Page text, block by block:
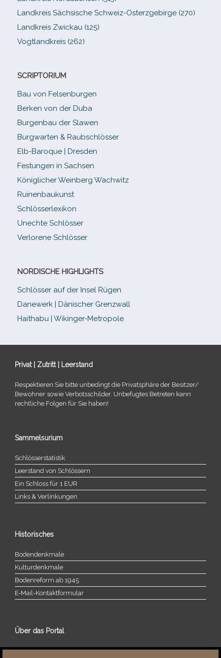
Landkreis Sächsische Schweiz-​Osterzgebirge (270)
Landkreis Zwickau (125)
Vogtlandkreis (262)
SCRIPTORIUM
Bau von Felsenburgen
Berken von der Duba
Burgenbau der Slawen
Burgwarten & Raubschlösser
Elb-​Baroque | Dresden
Festungen in Sachsen
Königlicher Weinberg Wachwitz
Ruinenbaukunst
Schlösserlexikon
Unechte Schlösser
Verlorene Schlösser
NORDISCHE HIGHLIGHTS
Schlösser auf der Insel Rügen
Danewerk | Dänischer Grenzwall
Haithabu | Wikinger-Metropole
Privat | Zutritt | Leerstand
Respektieren Sie bitte unbe­dingt die Privatsphäre der Besitzer/​
Bewohner sowie Verbotsschilder. Unbefugtes Betreten kann
recht­li­che Folgen für Sie haben!
Sammelsurium
Schlösserstatistik
Leerstand von Schlössern
Ein Schloss für 1 EUR
Links & Verlinkungen
Historisches
Bodendenkmale
Kulturdenkmale
Bodenreform ab 1945
E‑Mail-​​Kontaktformular
Über das Portal
Über dieses Portal